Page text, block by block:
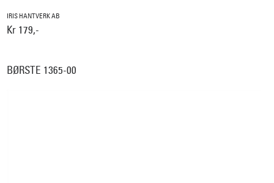
IRIS HANTVERK AB
Kr 179,-
BØRSTE 1365-00